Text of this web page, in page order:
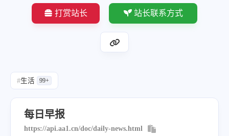
"国航、东航、南航公布了2022年业绩
"四川：取消生育登记结婚限制，为保
"马云在港再晤泰国首富谢国民父子，
"30日下午，日本福井县高滨核电站4号
"当地30日下午，巴基斯坦边境一清真
打赏站长 站长联系方式
#生活 99+
每日早报
https://api.aa1.cn/doc/daily-news.html